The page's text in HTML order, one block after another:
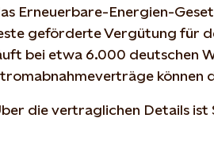
Erneuerbare-Energien-
geförderte Vergütung für
bei etwa 6.000 deutschen
können
die vertraglichen Details